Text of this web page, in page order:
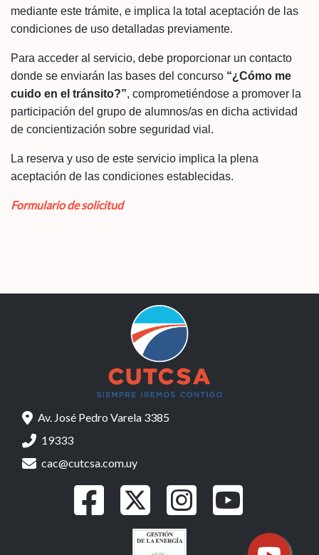
mediante este trámite, e implica la total aceptación de las
condiciones de uso detalladas previamente.
Para acceder al servicio, debe proporcionar un contacto
donde se enviarán las bases del concurso “¿Cómo me
cuido en el tránsito?”, comprometiéndose a promover la
participación del grupo de alumnos/as en dicha actividad
de concientización sobre seguridad vial.
La reserva y uso de este servicio implica la plena
aceptación de las condiciones establecidas.
Formulario de solicitud
Av. José Pedro Varela 3385
19333
cac@cutcsa.com.uy